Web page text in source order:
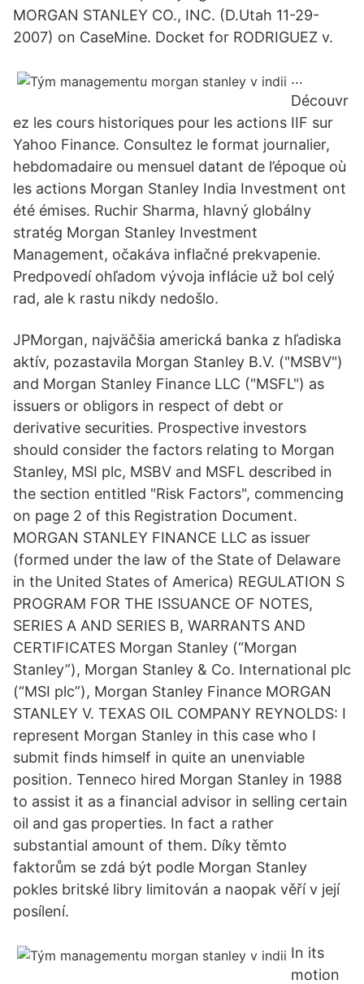
MORGAN STANLEY CO., INC. (D.Utah 11-29-
2007) on CaseMine. Docket for RODRIGUEZ v.
…
Découvr
ez les cours historiques pour les actions IIF sur
Yahoo Finance. Consultez le format journalier,
hebdomadaire ou mensuel datant de l’époque où
les actions Morgan Stanley India Investment ont
été émises. Ruchir Sharma, hlavný globálny
stratég Morgan Stanley Investment
Management, očakáva inflačné prekvapenie.
Predpovedí ohľadom vývoja inflácie už bol celý
rad, ale k rastu nikdy nedošlo.
JPMorgan, najväčšia americká banka z hľadiska
aktív, pozastavila Morgan Stanley B.V. ("MSBV")
and Morgan Stanley Finance LLC ("MSFL") as
issuers or obligors in respect of debt or
derivative securities. Prospective investors
should consider the factors relating to Morgan
Stanley, MSI plc, MSBV and MSFL described in
the section entitled "Risk Factors", commencing
on page 2 of this Registration Document.
MORGAN STANLEY FINANCE LLC as issuer
(formed under the law of the State of Delaware
in the United States of America) REGULATION S
PROGRAM FOR THE ISSUANCE OF NOTES,
SERIES A AND SERIES B, WARRANTS AND
CERTIFICATES Morgan Stanley (“Morgan
Stanley”), Morgan Stanley & Co. International plc
(“MSI plc”), Morgan Stanley Finance MORGAN
STANLEY V. TEXAS OIL COMPANY REYNOLDS: I
represent Morgan Stanley in this case who I
submit finds himself in quite an unenviable
position. Tenneco hired Morgan Stanley in 1988
to assist it as a financial advisor in selling certain
oil and gas properties. In fact a rather
substantial amount of them. Díky těmto
faktorům se zdá být podle Morgan Stanley
pokles britské libry limitován a naopak věří v její
posílení.
In its
motion